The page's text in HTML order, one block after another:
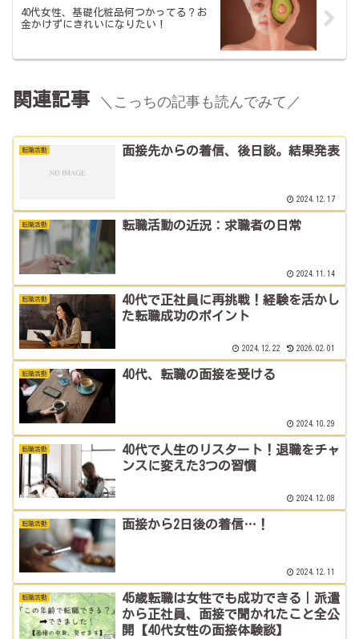
40代女性、基礎化粧品何つかってる？お
金かけずにきれいになりたい！
関連記事 ＼こっちの記事も読んでみて／
転職活動 面接先からの着信、後日談。結果発表
2024.12.17
転職活動 転職活動の近況：求職者の日常
2024.11.14
転職活動
40代で正社員に再挑戦！経験を活かし
た転職成功のポイント
2024.12.22 2026.02.01
転職活動 40代、転職の面接を受ける
2024.10.29
転職活動
40代で人生のリスタート！退職をチャ
ンスに変えた3つの習慣
2024.12.08
転職活動 面接から2日後の着信…！
2024.12.11
転職活動
45歳転職は女性でも成功できる｜派遣
から正社員、面接で聞かれたこと全公
開【40代女性の面接体験談】